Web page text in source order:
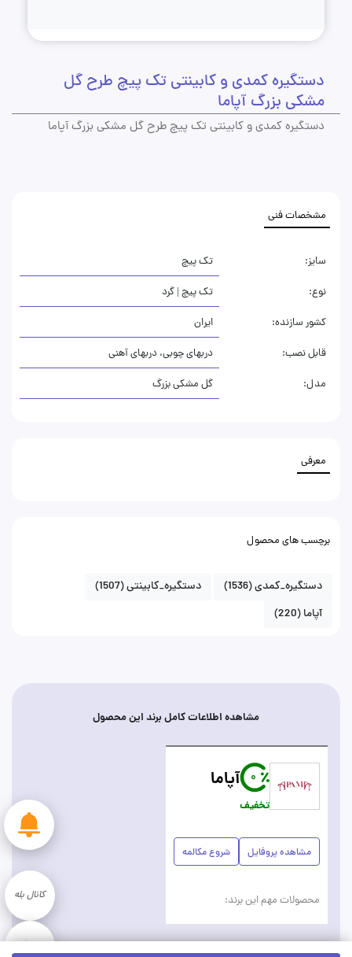
دستگیره کمدی و کابینتی تک پیچ طرح گل
مشکی بزرگ آپاما
دستگیره کمدی و کابینتی تک پیچ طرح گل مشکی بزرگ آپاما
مشخصات فنی
سایز: تک پیچ
نوع: تک پیچ | گرد
کشور سازنده: ایران
قابل نصب: دربهای چوبی، دربهای آهنی
مدل: گل مشکی بزرگ
معرفی
برچسب های محصول
دستگیره_کمدی(1536) دستگیره_کابینتی(1507)
آپاما(220)
مشاهده اطلاعات کامل برند این محصول
0
تخفیف
آپاما
مشاهده پروفایل شروع مکالمه
محصولات مهم این برند: کانال بله
روبیکا